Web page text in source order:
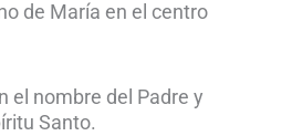
de María en el centro
el nombre del Padre y
Santo.